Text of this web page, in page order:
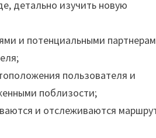
детально изучить новую
и потенциальными
пользователя и
поблизости;
и отслеживаются